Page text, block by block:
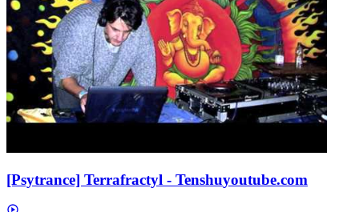
[Psytrance] Terrafractyl - Tenshuyoutube.com